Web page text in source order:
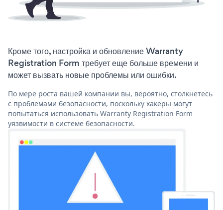
Кроме того, настройка и обновление Warranty
Registration Form требует еще больше времени и
может вызвать новые проблемы или ошибки.
По мере роста вашей компании вы, вероятно, столкнетесь
с проблемами безопасности, поскольку хакеры могут
попытаться использовать Warranty Registration Form
уязвимости в системе безопасности.